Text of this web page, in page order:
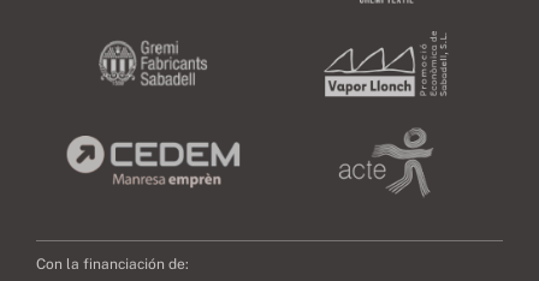
Con la financiación de: